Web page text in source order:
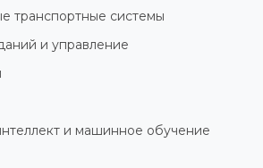
транспортные системы
и управление
и машинное обучение